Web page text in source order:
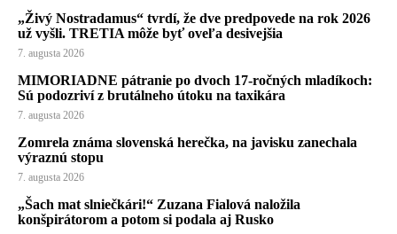
„Živý Nostradamus“ tvrdí, že dve predpovede na rok 2026
už vyšli. TRETIA môže byť oveľa desivejšia
7. augusta 2026
MIMORIADNE pátranie po dvoch 17-ročných mladíkoch:
Sú podozriví z brutálneho útoku na taxikára
7. augusta 2026
Zomrela známa slovenská herečka, na javisku zanechala
výraznú stopu
7. augusta 2026
„Šach mat slniečkári!“ Zuzana Fialová naložila
konšpirátorom a potom si podala aj Rusko